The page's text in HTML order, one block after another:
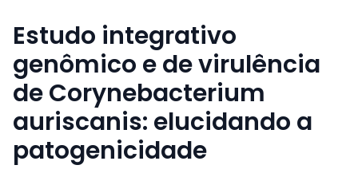
Estudo integrativo
genômico e de virulência
de Corynebacterium
auriscanis: elucidando a
patogenicidade